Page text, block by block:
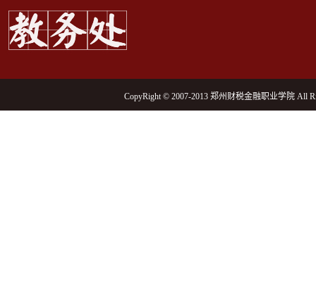
CopyRight © 2007-2013 郑州财税金融职业学院 All